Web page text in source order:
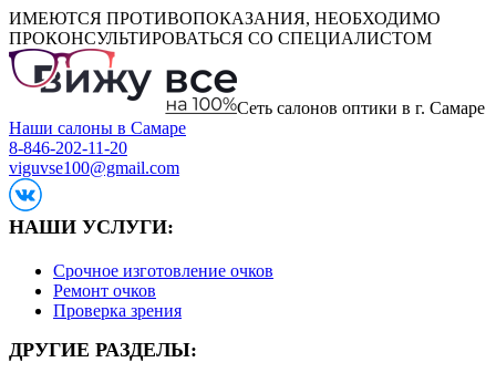
ИМЕЮТСЯ ПРОТИВОПОКАЗАНИЯ, НЕОБХОДИМО
ПРОКОНСУЛЬТИРОВАТЬСЯ СО СПЕЦИАЛИСТОМ
Сеть салонов оптики в г. Самаре
Наши салоны в Самаре
8-846-202-11-20
viguvse100@gmail.com
НАШИ УСЛУГИ:
Срочное изготовление очков
Ремонт очков
Проверка зрения
ДРУГИЕ РАЗДЕЛЫ: